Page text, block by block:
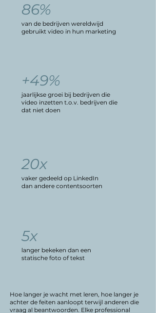
van de bedrijven wereldwijd
gebruikt video in hun marketing
86%
jaarlijkse groei bij bedrijven die
video inzetten t.o.v. bedrijven die
dat niet doen
+49%
vaker gedeeld op LinkedIn
dan andere contentsoorten
20x
langer bekeken dan een
statische foto of tekst
5x
Hoe langer je wacht met leren, hoe langer je
achter de feiten aanloopt terwijl anderen die
vraag al beantwoorden. Elke professional